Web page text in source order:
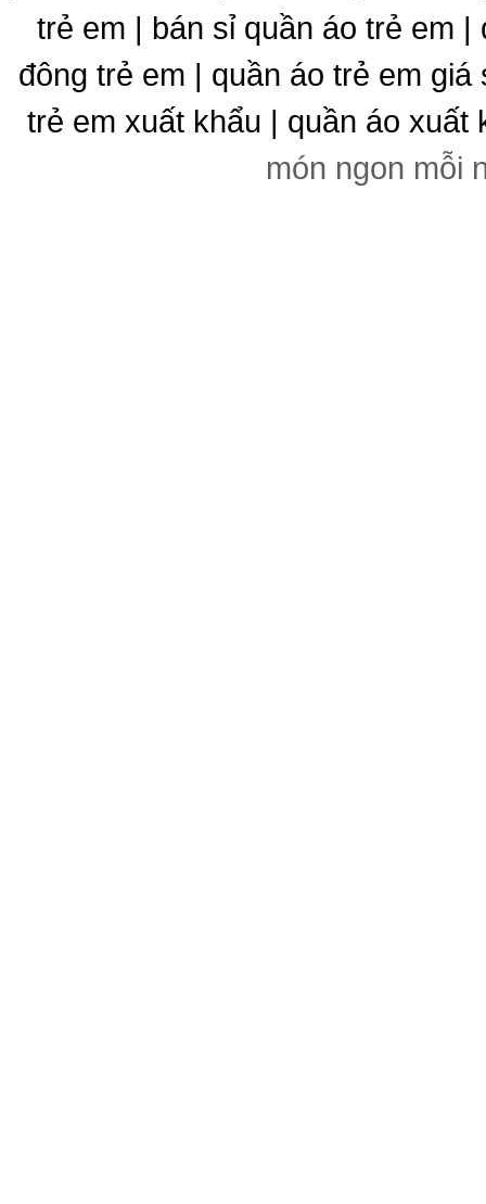
trẻ em | bán sỉ quần áo trẻ em
đông trẻ em | quần áo trẻ em
trẻ em xuất khẩu | quần áo xuất
món ngon mỗi